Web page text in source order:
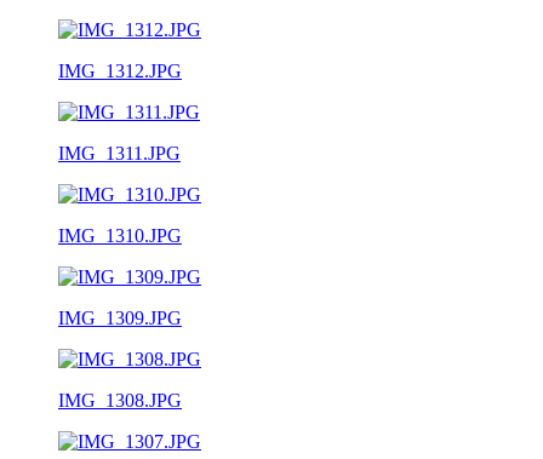
IMG_1312.JPG
IMG_1311.JPG
IMG_1310.JPG
IMG_1309.JPG
IMG_1308.JPG